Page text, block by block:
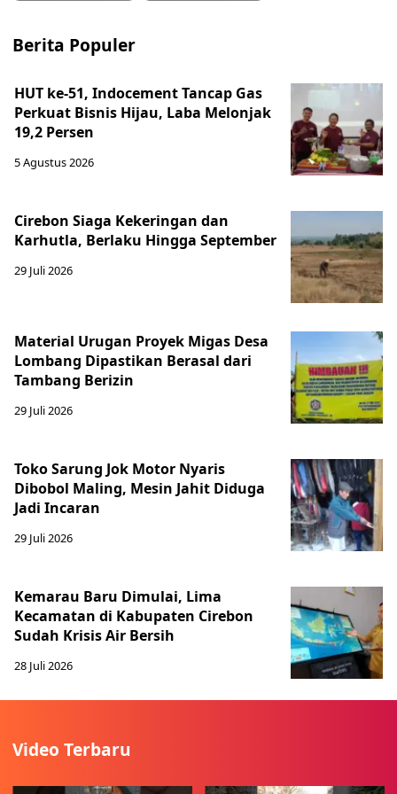
Berita Populer
HUT ke-51, Indocement Tancap Gas
Perkuat Bisnis Hijau, Laba Melonjak
19,2 Persen
5 Agustus 2026
Cirebon Siaga Kekeringan dan
Karhutla, Berlaku Hingga September
29 Juli 2026
Material Urugan Proyek Migas Desa
Lombang Dipastikan Berasal dari
Tambang Berizin
29 Juli 2026
Toko Sarung Jok Motor Nyaris
Dibobol Maling, Mesin Jahit Diduga
Jadi Incaran
29 Juli 2026
Kemarau Baru Dimulai, Lima
Kecamatan di Kabupaten Cirebon
Sudah Krisis Air Bersih
28 Juli 2026
Video Terbaru